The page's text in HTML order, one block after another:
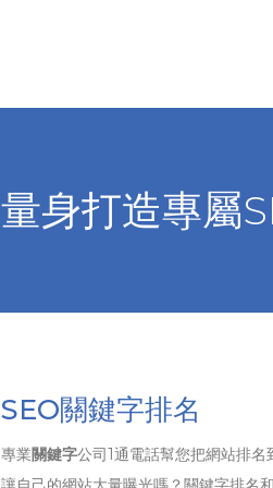
量身打造專屬
SEO關鍵字排名
專業關鍵字公司1通電話幫您把網站排名